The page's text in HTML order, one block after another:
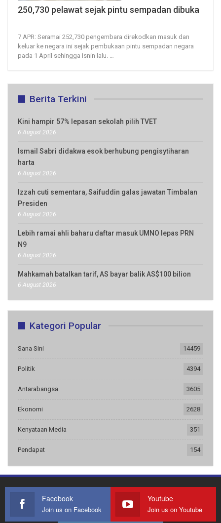
250,730 pelawat sejak pintu sempadan dibuka
7 APR: Seramai 252,730 pengembara direkodkan masuk dan
keluar ke negara ini sejak pembukaan pintu sempadan negara
pada 1 April sehingga Isnin lalu.
Berita Terkini
Kini hampir 57% lepasan sekolah pilih TVET
6 August 2026
Ismail Sabri didakwa esok berhubung pengisytiharan
harta
6 August 2026
Izzah cuti sementara, Saifuddin galas jawatan Timbalan
Presiden
6 August 2026
Lebih ramai ahli baharu daftar masuk UMNO lepas PRN
N9
6 August 2026
Mahkamah batalkan tarif, AS bayar balik AS$100 bilion
6 August 2026
Kategori Popular
Sana Sini 14459
Politik 4394
Antarabangsa 3605
Ekonomi 2628
Kenyataan Media 351
Pendapat 154
Facebook
Join us on Facebook
Youtube
Join us on Youtube